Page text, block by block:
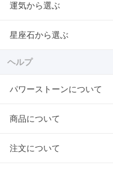
運気から選ぶ
星座石から選ぶ
ヘルプ
パワーストーンについて
商品について
注文について